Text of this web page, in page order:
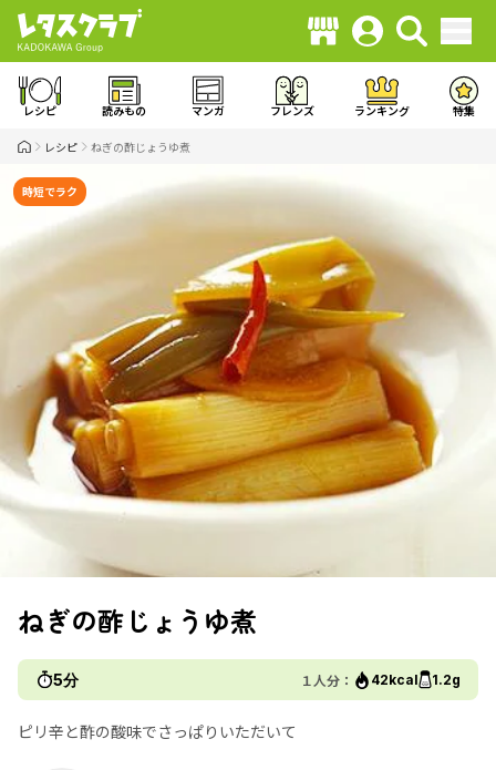
レシピ 読みもの マンガ フレンズ ランキング 特集
レシピ ねぎの酢じょうゆ煮
時短でラク
ねぎの酢じょうゆ煮
5分 １人分： 42kcal 1.2g
ピリ辛と酢の酸味でさっぱりいただいて